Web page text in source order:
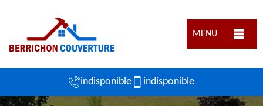
MENU
indisponible indisponible